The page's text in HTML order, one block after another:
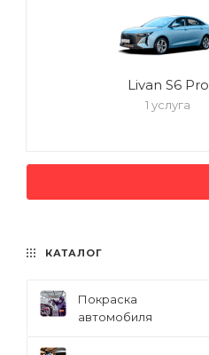
Livan S6 Pro
1 услуга
КАТАЛОГ
Покраска
автомобиля